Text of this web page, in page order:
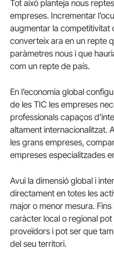
Tot això planteja nous
empreses. Incrementar
augmentar la competitivitat
converteix ara en un repte
paràmetres nous i que
com un repte de país.
En l’economia global
de les TIC les empreses
professionals capaços
altament internacionalitzat.
les grans empreses,
empreses especialitzades
Avui la dimensió global i
directament en totes les
major o menor mesura.
caràcter local o regional
proveïdors i pot ser que
del seu territori.